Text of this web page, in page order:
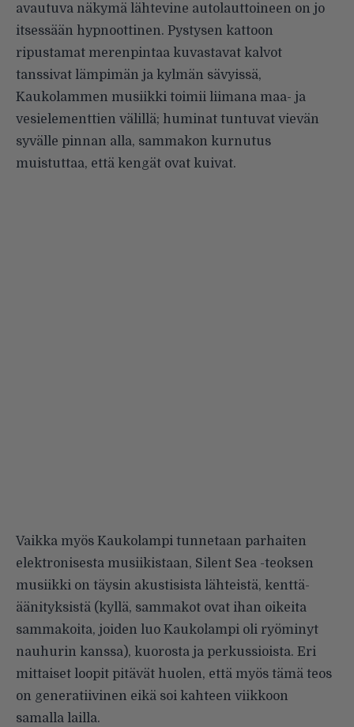
avautuva näkymä lähtevine autolauttoineen on jo
itsessään hypnoottinen. Pystysen kattoon
ripustamat merenpintaa kuvastavat kalvot
tanssivat lämpimän ja kylmän sävyissä,
Kaukolammen musiikki toimii liimana maa- ja
vesielementtien välillä; huminat tuntuvat vievän
syvälle pinnan alla, sammakon kurnutus
muistuttaa, että kengät ovat kuivat.
Vaikka myös Kaukolampi tunnetaan parhaiten
elektronisesta musiikistaan, Silent Sea -teoksen
musiikki on täysin akustisista lähteistä, kenttä-
äänityksistä (kyllä, sammakot ovat ihan oikeita
sammakoita, joiden luo Kaukolampi oli ryöminyt
nauhurin kanssa), kuorosta ja perkussioista. Eri
mittaiset loopit pitävät huolen, että myös tämä teos
on generatiivinen eikä soi kahteen viikkoon
samalla lailla.